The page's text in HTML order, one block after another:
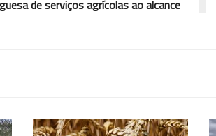
de serviços agrícolas ao alcance